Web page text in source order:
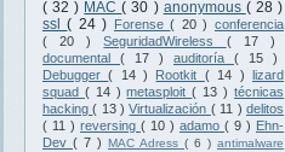
( 32 ) MAC( 30 ) anonymous ( 28 )
ssl( 24 ) Forense( 20 ) conferencia
( 20 )SeguridadWireless ( 17 )
documental ( 17 ) auditoría ( 15 )
Debugger( 14 ) Rootkit ( 14 ) lizard
squad ( 14 )metasploit( 13 ) técnicas
hacking( 13 )Virtualización ( 11 ) delitos
( 11 ) reversing ( 10 ) adamo ( 9 ) Ehn-
Dev ( 7 ) MAC Adress ( 6 ) antimalware